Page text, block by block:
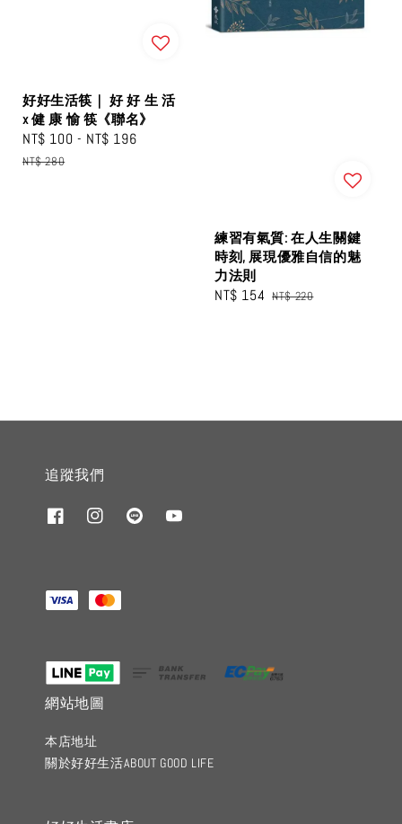
好好生活筷｜ 好 好 生 活
x 健 康 愉 筷《聯名》
Sale
price
NT$ 100 - NT$ 196
NT$ 280
練習有氣質: 在人生關鍵
時刻, 展現優雅自信的魅
力法則
Sale
NT$ 154 Regular
NT$ 220
追蹤我們
網站地圖
本店地址
關於好好生活ABOUT GOOD LIFE